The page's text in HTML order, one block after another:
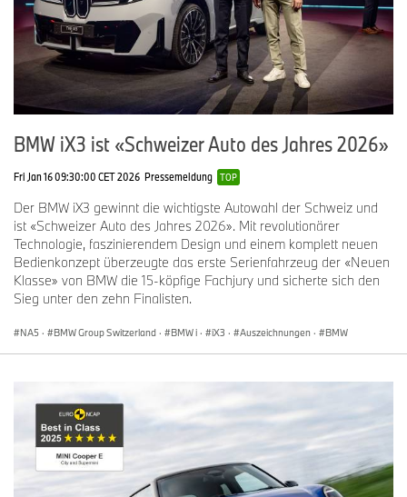
BMW iX3 ist «Schweizer Auto des Jahres 2026»
Fri Jan 16 09:30:00 CET 2026 Pressemeldung TOP
Der BMW iX3 gewinnt die wichtigste Autowahl der Schweiz und
ist «Schweizer Auto des Jahres 2026». Mit revolutionärer
Technologie, faszinierendem Design und einem komplett neuen
Bedienkonzept überzeugte das erste Serienfahrzeug der «Neuen
Klasse» von BMW die 15-köpfige Fachjury und sicherte sich den
Sieg unter den zehn Finalisten.
NA5 · BMW Group Switzerland · BMW i · iX3 · Auszeichnungen · BMW